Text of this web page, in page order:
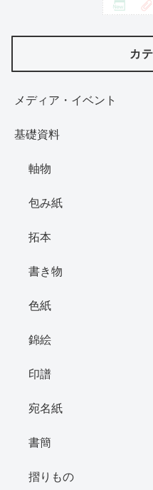
カ
メディア・イベント
基礎資料
軸物
包み紙
拓本
書き物
色紙
錦絵
印譜
宛名紙
書簡
摺りもの